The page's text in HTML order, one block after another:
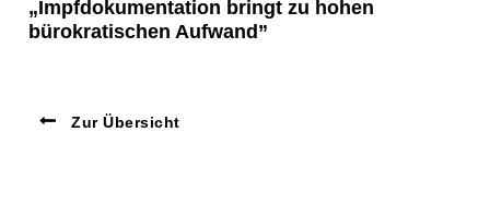
„Impfdokumentation bringt zu hohen
bürokratischen Aufwand”
Zur Übersicht